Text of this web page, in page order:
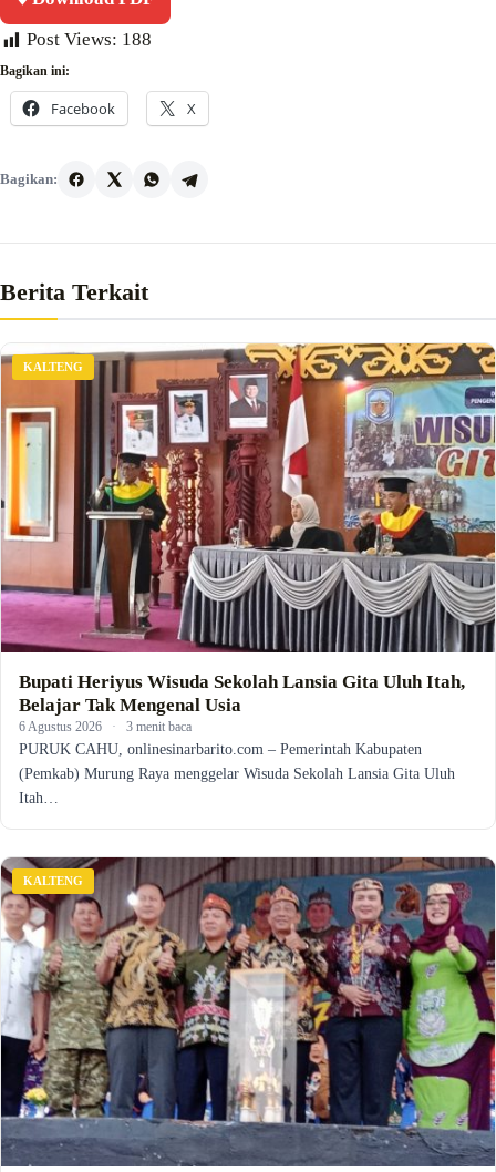
Post Views: 188
Bagikan ini:
Facebook X
Bagikan:
Berita Terkait
KALTENG
Bupati Heriyus Wisuda Sekolah Lansia Gita Uluh Itah,
Belajar Tak Mengenal Usia
6 Agustus 2026 · 3 menit baca
PURUK CAHU, onlinesinarbarito.com – Pemerintah Kabupaten
(Pemkab) Murung Raya menggelar Wisuda Sekolah Lansia Gita Uluh
Itah…
KALTENG